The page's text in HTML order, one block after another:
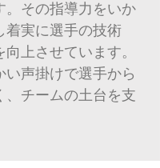
。その指導力をいか
着実に選手の技術
上させています。
い声掛けで選手から
、チームの土台を支